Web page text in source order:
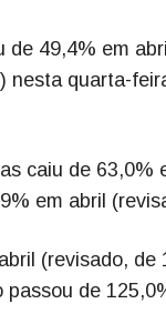
49,4% em
quarta-
caiu de 63,0%
em abril
(revisado,
de